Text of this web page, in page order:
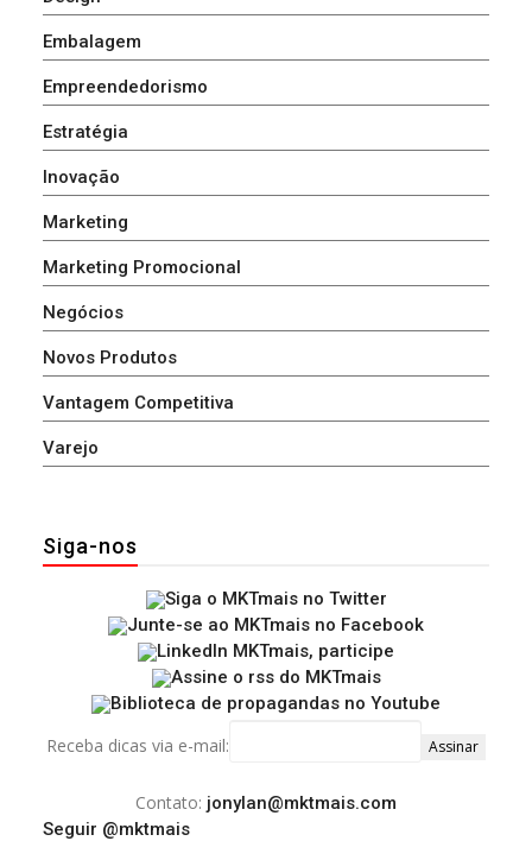
Embalagem
Empreendedorismo
Estratégia
Inovação
Marketing
Marketing Promocional
Negócios
Novos Produtos
Vantagem Competitiva
Varejo
Siga-nos
Receba dicas via e-mail:
Contato: jonylan@mktmais.com
Seguir @mktmais